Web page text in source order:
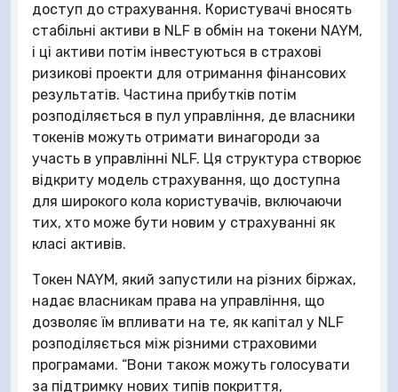
доступ до страхування. Користувачі вносять
стабільні активи в NLF в обмін на токени NAYM,
і ці активи потім інвестуються в страхові
ризикові проекти для отримання фінансових
результатів. Частина прибутків потім
розподіляється в пул управління, де власники
токенів можуть отримати винагороди за
участь в управлінні NLF. Ця структура створює
відкриту модель страхування, що доступна
для широкого кола користувачів, включаючи
тих, хто може бути новим у страхуванні як
класі активів.
Токен NAYM, який запустили на різних біржах,
надає власникам права на управління, що
дозволяє їм впливати на те, як капітал у NLF
розподіляється між різними страховими
програмами. “Вони також можуть голосувати
за підтримку нових типів покриття,